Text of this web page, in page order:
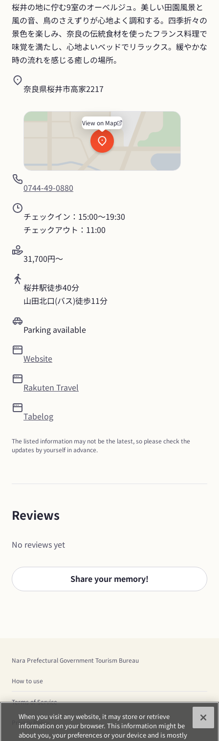
桜井の地に佇む9室のオーベルジュ。美しい田園風景と
風の音、鳥のさえずりが心地よく調和する。四季折々の
景色を楽しみ、奈良の伝統食材を使ったフランス料理で
味覚を満たし、心地よいベッドでリラックス。緩やかな
時の流れを感じる癒しの場所。
奈良県桜井市高家2217
View on Map
0744-49-0880
チェックイン：15:00〜19:30
チェックアウト：11:00
31,700円〜
桜井駅徒歩40分
山田北口(バス)徒歩11分
Parking available
Website
Rakuten Travel
Tabelog
The listed information may not be the latest, so please check the
updates by yourself in advance.
Reviews
No reviews yet
Share your memory!
Nara Prefectural Government Tourism Bureau
How to use
Terms of Service
Privacy Policy
When you visit any website, it may store or retrieve
information on your browser. This information might be
about you, your preferences or your device and is mostly